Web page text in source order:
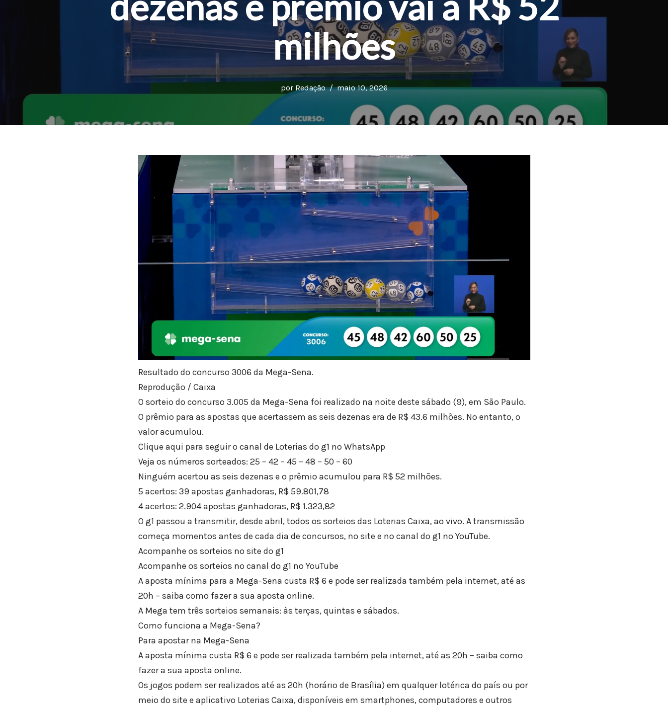
milhões
por Redação maio 10, 2026
Resultado do concurso 3006 da Mega-Sena.
Reprodução / Caixa
O sorteio do concurso 3.005 da Mega-Sena foi realizado na noite deste sábado (9), em São Paulo.
O prêmio para as apostas que acertassem as seis dezenas era de R$ 43.6 milhões. No entanto, o
valor acumulou.
Clique aqui para seguir o canal de Loterias do g1 no WhatsApp
Veja os números sorteados: 25 – 42 – 45 – 48 – 50 – 60
Ninguém acertou as seis dezenas e o prêmio acumulou para R$ 52 milhões.
5 acertos: 39 apostas ganhadoras, R$ 59.801,78
4 acertos: 2.904 apostas ganhadoras, R$ 1.323,82
O g1 passou a transmitir, desde abril, todos os sorteios das Loterias Caixa, ao vivo. A transmissão
começa momentos antes de cada dia de concursos, no site e no canal do g1 no YouTube.
Acompanhe os sorteios no site do g1
Acompanhe os sorteios no canal do g1 no YouTube
A aposta mínima para a Mega-Sena custa R$ 6 e pode ser realizada também pela internet, até as
20h – saiba como fazer a sua aposta online.
A Mega tem três sorteios semanais: às terças, quintas e sábados.
Como funciona a Mega-Sena?
Para apostar na Mega-Sena
A aposta mínima custa R$ 6 e pode ser realizada também pela internet, até as 20h – saiba como
fazer a sua aposta online.
Os jogos podem ser realizados até as 20h (horário de Brasília) em qualquer lotérica do país ou por
meio do site e aplicativo Loterias Caixa, disponíveis em smartphones, computadores e outros